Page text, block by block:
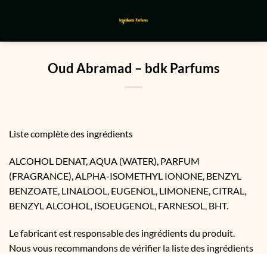
Oud Abramad – bdk Parfums
Liste complète des ingrédients
ALCOHOL DENAT, AQUA (WATER), PARFUM
(FRAGRANCE), ALPHA-ISOMETHYL IONONE, BENZYL
BENZOATE, LINALOOL, EUGENOL, LIMONENE, CITRAL,
BENZYL ALCOHOL, ISOEUGENOL, FARNESOL, BHT.
Le fabricant est responsable des ingrédients du produit.
Nous vous recommandons de vérifier la liste des ingrédients